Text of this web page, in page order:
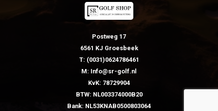
Postweg 17
6561 KJ Groesbeek
T: (0031)0624786461
M: Info@sr-golf.nl
KvK: 78729904
BTW: NL003374000B20
Bank: NL53KNAB0500803064